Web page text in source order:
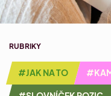
Akademie AI v
Strategická
RUBRIKY
#JAK NA TO